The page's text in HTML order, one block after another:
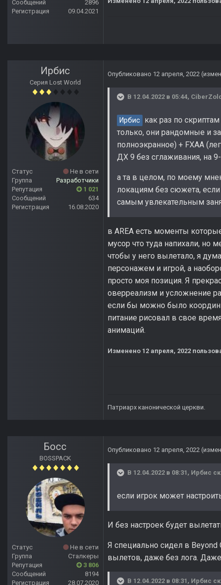
Сообщений
2896
Регистрация
09.04.2021
Ирбис
Серия Lost World
Статус
Не в сети
Группа
Разработчики
Репутация
1 021
Сообщений
634
Регистрация
16.08.2020
Опубликовано 12 апреля, 2022
В 12.04.2022 в 05:44,
Ирбис как раз по
только, они рандомные и
полноэкранное) + FXAA
ДХ 9 без сглаживания, на
а та в целом, по моему
локациям без сюжета, если
самым увлекательным
в AREA есть моменты
мусор что туда напихали, но
чтобы у него вылетало, я
персонажем и игрой, а
просто моя позиция. Я
оверреализм и усложнение
если бы можно было
питание рисовал в свое
анимаций.
Изменено 12 апреля, 2022
Патриарх канонической церкви.
Босс
BOSSPACK
Статус
Не в сети
Группа
Сталкеры
Репутация
3 806
Сообщений
8194
Регистрация
28.07.2020
Опубликовано 12 апреля, 2022
В 12.04.2022 в 08:31, Ирбис
если игрок может
И без настроек будет
Я специально сидел в
вылетов, даже без лога.
В 12.04.2022 в 08:31, Ирбис